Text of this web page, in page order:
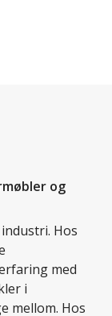
og
Hos
med
i
mellom. Hos